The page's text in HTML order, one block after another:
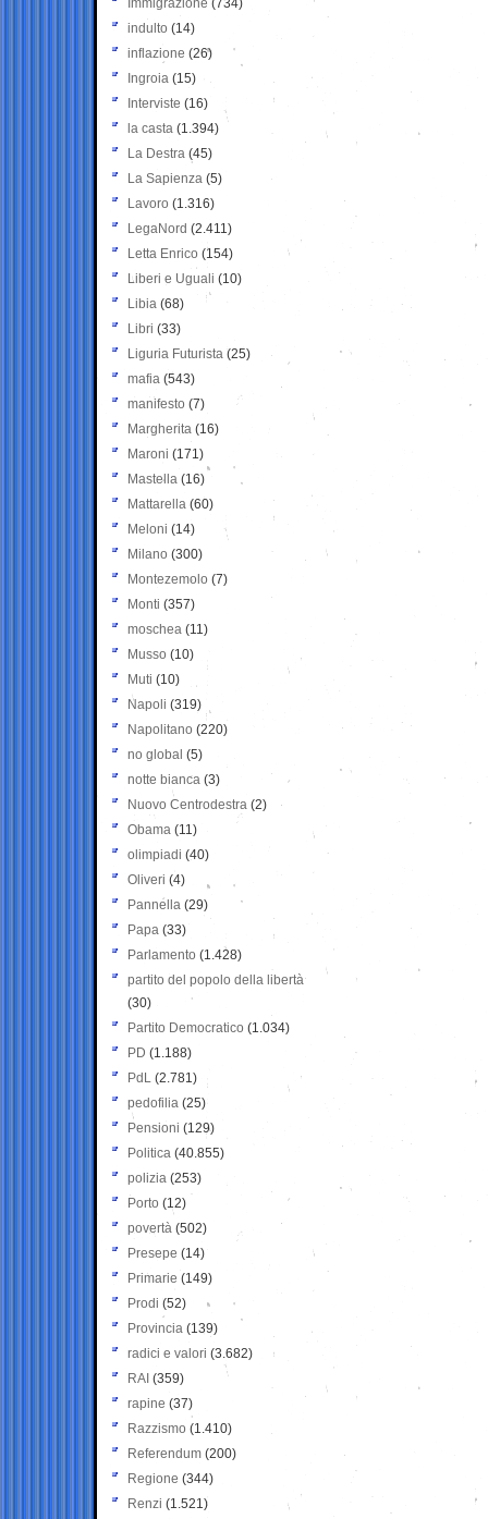
Immigrazione (734)
indulto (14)
inflazione (26)
Ingroia (15)
Interviste (16)
la casta (1.394)
La Destra (45)
La Sapienza (5)
Lavoro (1.316)
LegaNord (2.411)
Letta Enrico (154)
Liberi e Uguali (10)
Libia (68)
Libri (33)
Liguria Futurista (25)
mafia (543)
manifesto (7)
Margherita (16)
Maroni (171)
Mastella (16)
Mattarella (60)
Meloni (14)
Milano (300)
Montezemolo (7)
Monti (357)
moschea (11)
Musso (10)
Muti (10)
Napoli (319)
Napolitano (220)
no global (5)
notte bianca (3)
Nuovo Centrodestra (2)
Obama (11)
olimpiadi (40)
Oliveri (4)
Pannella (29)
Papa (33)
Parlamento (1.428)
partito del popolo della libertà
(30)
Partito Democratico (1.034)
PD (1.188)
PdL (2.781)
pedofilia (25)
Pensioni (129)
Politica (40.855)
polizia (253)
Porto (12)
povertà (502)
Presepe (14)
Primarie (149)
Prodi (52)
Provincia (139)
radici e valori (3.682)
RAI (359)
rapine (37)
Razzismo (1.410)
Referendum (200)
Regione (344)
Renzi (1.521)